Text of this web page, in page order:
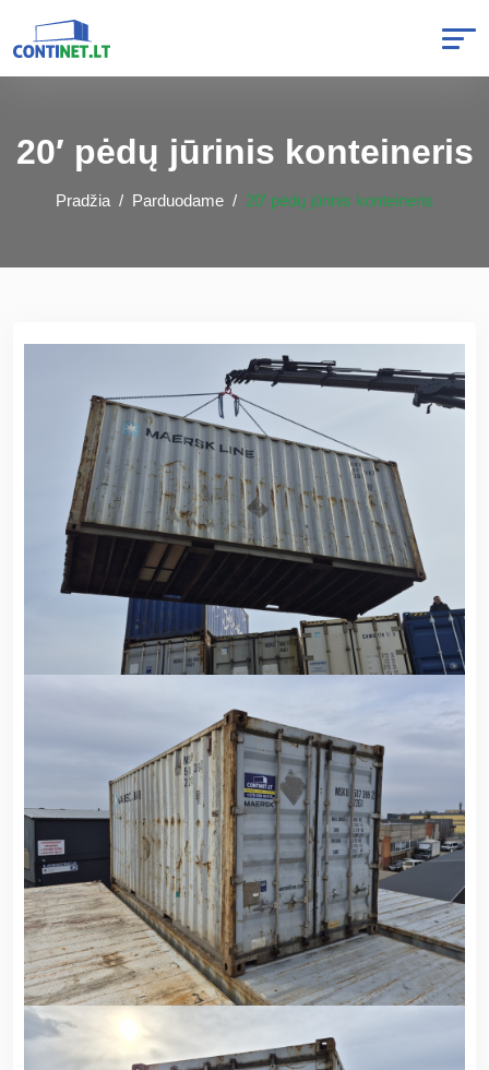
20′ pėdų jūrinis konteineris
Pradžia Parduodame 20′ pėdų jūrinis konteineris